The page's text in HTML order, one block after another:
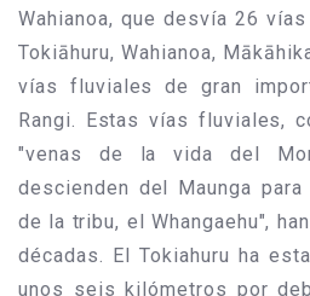
Wahianoa, que desvía 26
Tokiāhuru, Wahianoa,
vías fluviales de gran
Rangi. Estas vías fluviales,
"venas de la vida del
descienden del Maunga
de la tribu, el Whangaehu",
décadas. El Tokiahuru ha
unos seis kilómetros por